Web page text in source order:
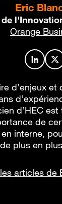
Eric
Orange
Profil
d’enjeux
d’HEC
de
interne,
plus en
articles de